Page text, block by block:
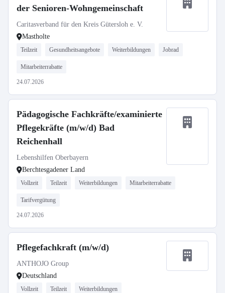
der Senioren-Wohngemeinschaft
Caritasverband für den Kreis Gütersloh e. V.
Mastholte
Teilzeit Gesundheitsangebote Weiterbildungen Jobrad
Mitarbeiterrabatte
24.07.2026
Pädagogische Fachkräfte/examinierte
Pflegekräfte (m/w/d) Bad
Reichenhall
Lebenshilfen Oberbayern
Berchtesgadener Land
Vollzeit Teilzeit Weiterbildungen Mitarbeiterrabatte
Tarifvergütung
24.07.2026
Pflegefachkraft (m/w/d)
ANTHOJO Group
Deutschland
Vollzeit Teilzeit Weiterbildungen